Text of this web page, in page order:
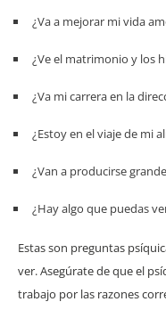
¿Va a mejorar mi vida
¿Ve el matrimonio y los
¿Va mi carrera en la
¿Estoy en el viaje de mi
¿Van a producirse
¿Hay algo que puedas
Estas son preguntas
ver. Asegúrate de que el
trabajo por las razones